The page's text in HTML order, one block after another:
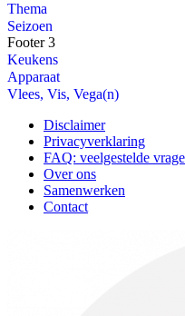
Thema
Seizoen
Footer 3
Keukens
Apparaat
Vlees, Vis, Vega(n)
Disclaimer
Privacyverklaring
FAQ: veelgestelde
Over ons
Samenwerken
Contact